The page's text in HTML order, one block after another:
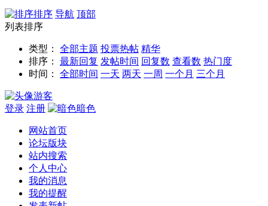
排序 导航 顶部
列表排序
类型： 全部主题 投票热帖 精华
排序：
最新回复 发帖时间 回复数 查看数 热门度
时间：
全部时间 一天 两天 一周 一个月 三个月
游客
登录 注册 暗色
网站首页
论坛版块
站内搜索
个人中心
我的消息
我的提醒